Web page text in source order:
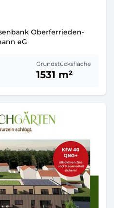
Oberferrieden-
eG
Grundstücksfläche
1531 m²